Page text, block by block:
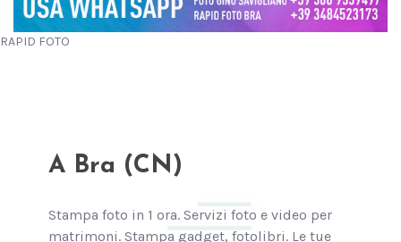
RAPID FOTO
A Bra (CN)
Stampa foto in 1 ora. Servizi foto e video per
matrimoni. Stampa gadget, fotolibri. Le tue